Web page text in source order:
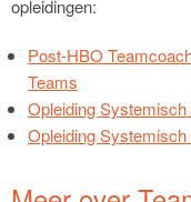
opleidingen:
Post-HBO
Teams
Opleiding
Opleiding